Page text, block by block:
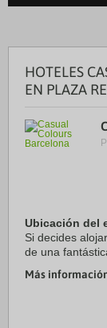
HOTELES
EN PLAZA
Ubicación del
Si decides
de una
Además, este
Más